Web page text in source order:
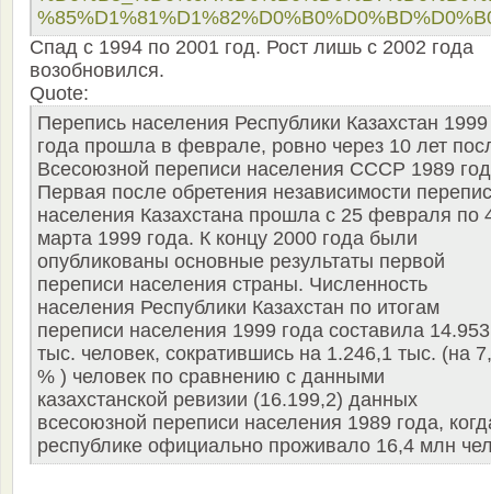
Спад с 1994 по 2001 год. Рост лишь с 2002 года
возобновился.
Quote:
Перепись населения Республики Казахстан 1999
года прошла в феврале, ровно через 10 лет
Всесоюзной переписи населения СССР 1989
Первая после обретения независимости
населения Казахстана прошла с 25 февраля по
марта 1999 года. К концу 2000 года были
опубликованы основные результаты первой
переписи населения страны. Численность
населения Республики Казахстан по итогам
переписи населения 1999 года составила
тыс. человек, сократившись на 1.246,1 тыс. (на
% ) человек по сравнению с данными
казахстанской ревизии (16.199,2) данных
всесоюзной переписи населения 1989 года,
республике официально проживало 16,4 млн